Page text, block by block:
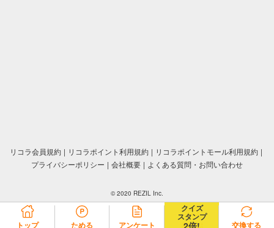
リコラ会員規約 リコラポイント利用規約
リコラポイントモール利用規約
プライバシーポリシー
会社概要 よくある質問・お問い合わせ
© 2020 REZIL Inc.
トップ ためる アンケート あそぶ
クイズ
スタンプ
2倍! 交換する